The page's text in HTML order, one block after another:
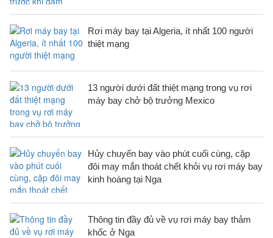
Rơi máy bay tại Algeria, ít nhất 100 người
thiệt mạng
13 người dưới đất thiệt mạng trong vụ rơi
máy bay chở bộ trưởng Mexico
Hủy chuyến bay vào phút cuối cùng, cặp
đôi may mắn thoát chết khỏi vụ rơi máy bay
kinh hoàng tại Nga
Thông tin đầy đủ về vụ rơi máy bay thảm
khốc ở Nga